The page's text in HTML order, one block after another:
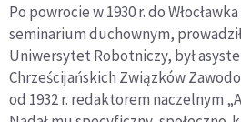
Po powrocie w 1930 r. do
seminarium duchownym,
Uniwersytet Robotniczy, był
Chrześcijańskich Związków
od 1932 r. redaktorem naczelnym